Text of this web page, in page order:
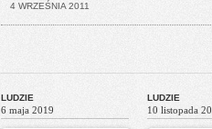
4 WRZEŚNIA 2011
LUDZIE
6 maja 2019
LUDZIE
10 listopada